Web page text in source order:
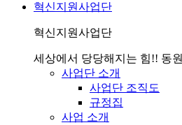
혁신지원사업단
혁신지원사업단
세상에서 당당해지는 힘!! 동원
사업단 소개
사업단 조직도
규정집
사업 소개